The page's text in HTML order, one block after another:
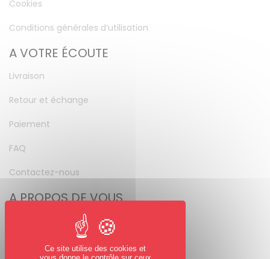
Cookies
Conditions générales d’utilisation
A VOTRE ÉCOUTE
Livraison
Retour et échange
Paiement
FAQ
Contactez-nous
A PROPOS DE VOUS
Mot de passe perdu
Ce site utilise des cookies et